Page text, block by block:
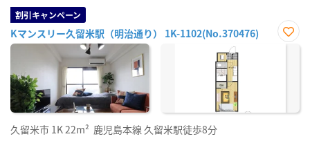
割引キャンペーン
Kマンスリー久留米駅（明治通り） 1K-1102(No.370476)
お気
久留米市 1K22m² 鹿児島本線 久留米駅徒歩8分